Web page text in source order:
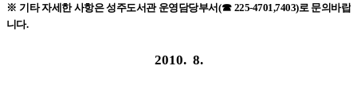
※ 기타 자세한 사항은 성주도서관 운영담당부서(☎ 225-4701,7403)로 문의바랍
니다.
2010. 8.